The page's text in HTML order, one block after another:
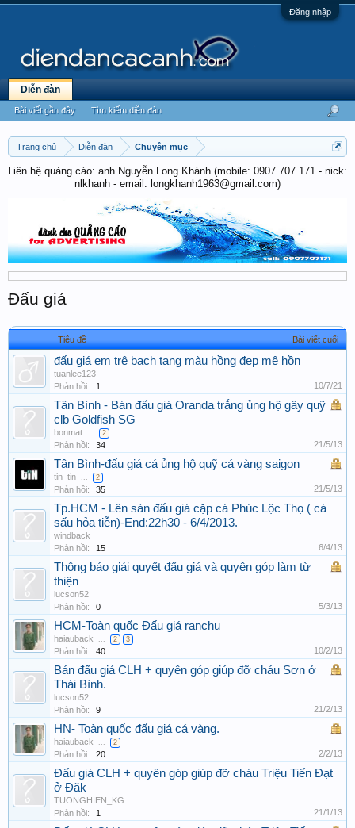
Đăng nhập
Trang chủ Diễn đàn Chuyên mục
Liên hệ quảng cáo: anh Nguyễn Long Khánh (mobile: 0907 707 171 - nick:
nlkhanh - email: longkhanh1963@gmail.com)
Đấu giá
Tiêu đề Bài viết cuối
đấu giá em trê bạch tạng màu hồng đẹp mê hồn
tuanlee123
Phản hồi:
1 10/7/21
Tân Bình - Bán đấu giá Oranda trắng ủng hộ gây quỹ
clb Goldfish SG
bonmat 2
Phản hồi: 34 21/5/13
Tân Bình-đấu giá cá ủng hộ quỹ cá vàng saigon
tin_tin 2
Phản hồi: 35 21/5/13
Tp.HCM - Lên sàn đấu giá cặp cá Phúc Lộc Thọ ( cá
sấu hỏa tiễn)-End:22h30 - 6/4/2013.
windback
Phản hồi:
15 6/4/13
Thông báo giải quyết đấu giá và quyên góp làm từ
thiện
lucson52
Phản hồi:
0 5/3/13
HCM-Toàn quốc Đấu giá ranchu
haiauback 2 3
Phản hồi: 40 10/2/13
Bán đấu giá CLH + quyên góp giúp đỡ cháu Sơn ở
Thái Bình.
lucson52
Phản hồi:
9 21/2/13
HN- Toàn quốc đấu giá cá vàng.
haiauback 2
Phản hồi: 20 2/2/13
Đấu giá CLH + quyên góp giúp đỡ cháu Triệu Tiến Đạt
ở Đăk
TUONGHIEN_KG
Phản hồi:
1 21/1/13
Diễn đàn
Bài viết gần đây Tìm kiếm diễn đàn